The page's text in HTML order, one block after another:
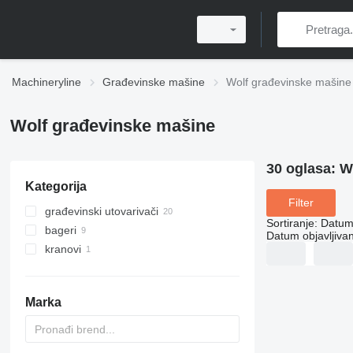
Machineryline Građevinske mašine Wolf građevinske mašine
Wolf građevinske mašine
Kategorija
građevinski utovarivači
multifunkcionalni utovarivači
teleskopski prednji utovarivači
mini utovarivači
bageri
mini bageri
kranovi
Marka
30 oglasa:
Filter
Sortiranje:
Datum